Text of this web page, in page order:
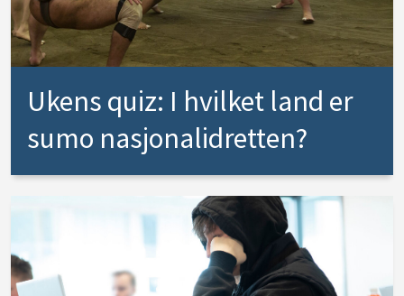
Ukens quiz: I hvilket land er
sumo nasjonalidretten?